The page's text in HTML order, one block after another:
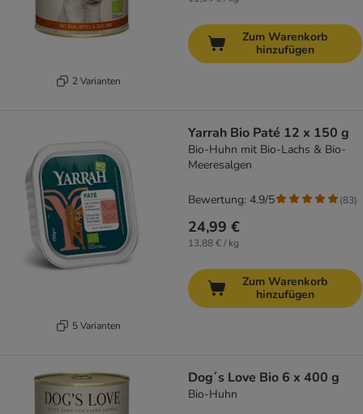
2 Varianten
Zum Warenkorb
hinzufügen
5 Varianten
Yarrah Bio Paté 12 x 150 g
Bio-Huhn mit Bio-Lachs & Bio-
Meeresalgen
24,99 €
13,88 € / kg
Bewertung: 4.9/5 (83)
Zum Warenkorb
hinzufügen
Dog´s Love Bio 6 x 400 g
Bio-Huhn